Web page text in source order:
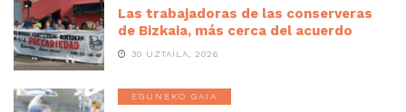
Las trabajadoras de las conserveras
de Bizkaia, más cerca del acuerdo
30 UZTAILA, 2026
EGUNEKO GAIA